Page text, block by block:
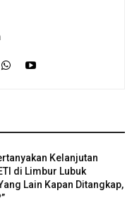
Kelanjutan
di Limbur Lubuk
Lain Kapan Ditangkap,